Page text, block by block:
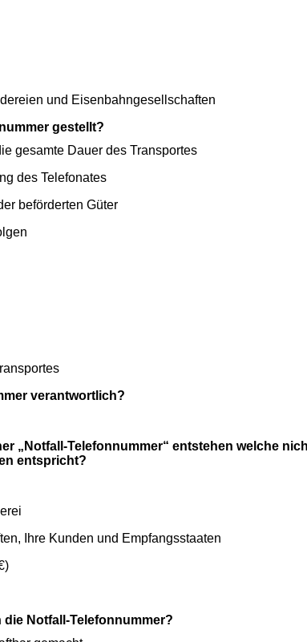
und Eisenbahngesellschaften
gestellt?
gesamte Dauer des Transportes
des Telefonates
beförderten Güter
verantwortlich?
„Notfall-Telefonnummer“ entstehen welche
entspricht?
Ihre Kunden und Empfangsstaaten
Notfall-Telefonnummer?